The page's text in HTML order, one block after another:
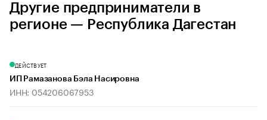
Другие предприниматели в
регионе — Республика Дагестан
ДЕЙСТВУЕТ
ИП Рамазанова Бэла Насировна
ИНН: 054206067953